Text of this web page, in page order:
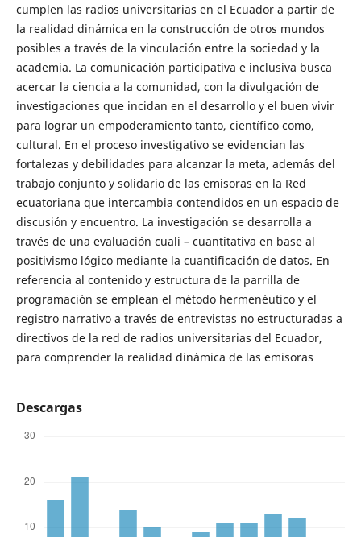
cumplen las radios universitarias en el Ecuador a partir de
la realidad dinámica en la construcción de otros mundos
posibles a través de la vinculación entre la sociedad y la
academia. La comunicación participativa e inclusiva busca
acercar la ciencia a la comunidad, con la divulgación de
investigaciones que incidan en el desarrollo y el buen vivir
para lograr un empoderamiento tanto, científico como,
cultural. En el proceso investigativo se evidencian las
fortalezas y debilidades para alcanzar la meta, además del
trabajo conjunto y solidario de las emisoras en la Red
ecuatoriana que intercambia contendidos en un espacio de
discusión y encuentro. La investigación se desarrolla a
través de una evaluación cuali – cuantitativa en base al
positivismo lógico mediante la cuantificación de datos. En
referencia al contenido y estructura de la parrilla de
programación se emplean el método hermenéutico y el
registro narrativo a través de entrevistas no estructuradas a
directivos de la red de radios universitarias del Ecuador,
para comprender la realidad dinámica de las emisoras
Descargas